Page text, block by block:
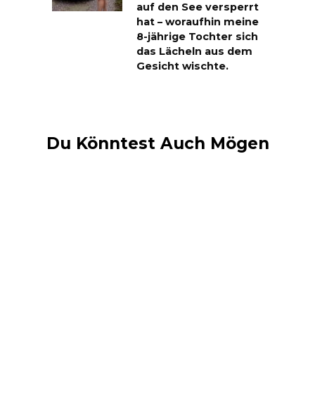
auf den See versperrt
hat – woraufhin meine
8-jährige Tochter sich
das Lächeln aus dem
Gesicht wischte.
Du Könntest Auch Mögen